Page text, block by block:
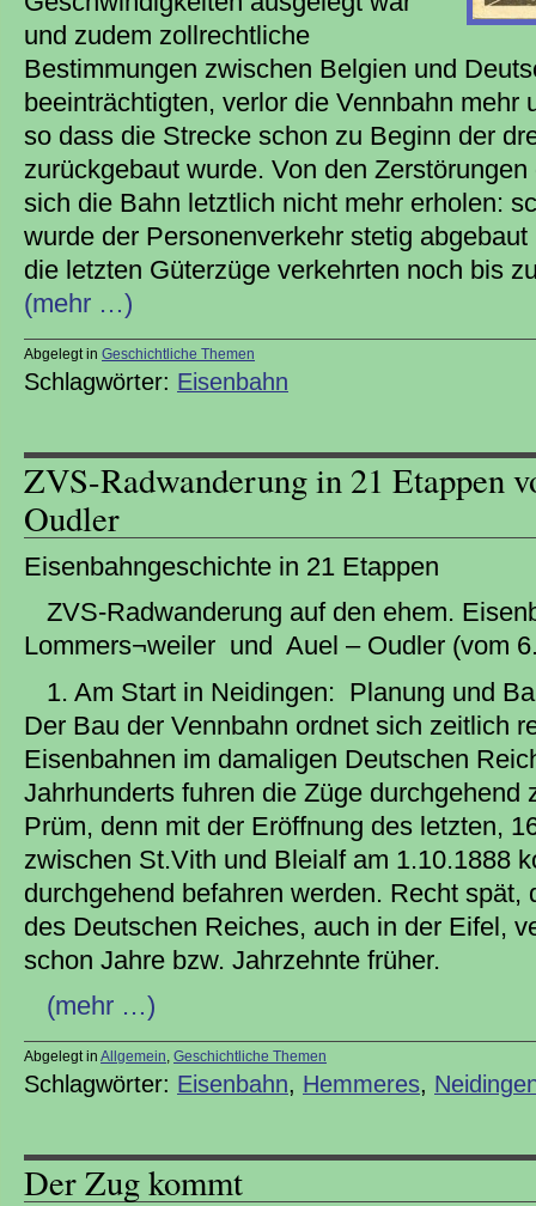
und zudem zollrechtliche
Bestimmungen zwischen Belgien und
beeinträchtigten, verlor die Vennbahn mehr
so dass die Strecke schon zu Beginn der
zurückgebaut wurde. Von den
sich die Bahn letztlich nicht mehr erholen:
wurde der Personenverkehr stetig
die letzten Güterzüge verkehrten noch bis
(mehr …)
Abgelegt in Geschichtliche Themen
Schlagwörter: Eisenbahn
ZVS-Radwanderung in 21 Etappen
Oudler
Eisenbahngeschichte in 21 Etappen
ZVS-Radwanderung auf den ehem.
Lommers¬weiler und Auel – Oudler (vom
1. Am Start in Neidingen: Planung und
Der Bau der Vennbahn ordnet sich zeitlich
Eisenbahnen im damaligen Deutschen
Jahrhunderts fuhren die Züge durchgehend
Prüm, denn mit der Eröffnung des letzten,
zwischen St.Vith und Bleialf am 1.10.1888
durchgehend befahren werden. Recht spät,
des Deutschen Reiches, auch in der Eifel,
schon Jahre bzw. Jahrzehnte früher.
(mehr …)
Abgelegt in Allgemein Geschichtliche Themen
Schlagwörter: Eisenbahn, Hemmeres,
Der Zug kommt